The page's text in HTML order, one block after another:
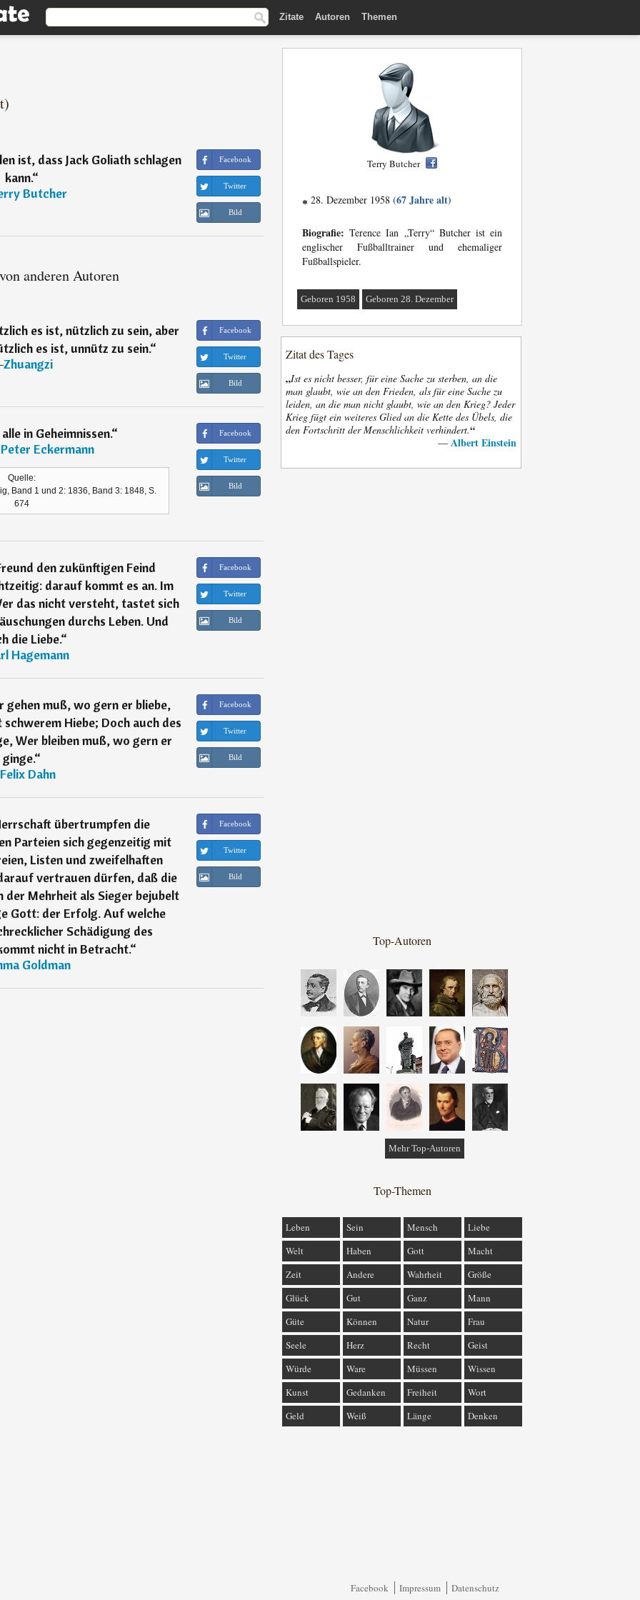
Zitate Autoren Themen
ist, dass Jack Goliath schlagen
kann.“
Butcher
Facebook
Twitter
Bild
anderen Autoren
es ist, nützlich zu sein, aber
es ist, unnütz zu sein.“
Zhuangzi
Facebook
Twitter
Bild
in Geheimnissen.“
Eckermann
Quelle:
Band 1 und 2: 1836, Band 3: 1848, S.
674
Facebook
Twitter
Bild
den zukünftigen Feind
darauf kommt es an. Im
das nicht versteht, tastet sich
durchs Leben. Und
die Liebe.“
Hagemann
Facebook
Twitter
Bild
gehen muß, wo gern er bliebe,
Hiebe; Doch auch des
Wer bleiben muß, wo gern er
ginge.“
Felix Dahn
Facebook
Twitter
Bild
übertrumpfen die
Parteien sich gegenzeitig mit
Listen und zweifelhaften
vertrauen dürfen, daß die
Mehrheit als Sieger bejubelt
Gott: der Erfolg. Auf welche
Schädigung des
nicht in Betracht.“
Goldman
Facebook
Twitter
Bild
Terry Butcher
* 28. Dezember 1958 (67 Jahre alt)
Biografie: Terence Ian „Terry“ Butcher ist ein
englischer Fußballtrainer und ehemaliger
Fußballspieler.
Geboren 1958 Geboren 28. Dezember
Zitat des Tages
„Ist es nicht besser, für eine Sache zu sterben, an die
man glaubt, wie an den Frieden, als für eine Sache zu
leiden, an die man nicht glaubt, wie an den Krieg? Jeder
Krieg fügt ein weiteres Glied an die Kette des Übels, die
den Fortschritt der Menschlichkeit verhindert.“
— Albert Einstein
Top-Autoren
Mehr Top-Autoren
Top-Themen
Leben Sein Mensch
Liebe
Welt
Haben Gott
Macht
Zeit
Andere Wahrheit
Größe
Glück
Gut Ganz
Mann
Güte
Können Natur
Frau
Seele
Herz Recht
Geist
Würde
Ware Müssen
Wissen
Kunst
Gedanken Freiheit
Wort
Geld
Weiß Länge Denken
Facebook Impressum Datenschutz